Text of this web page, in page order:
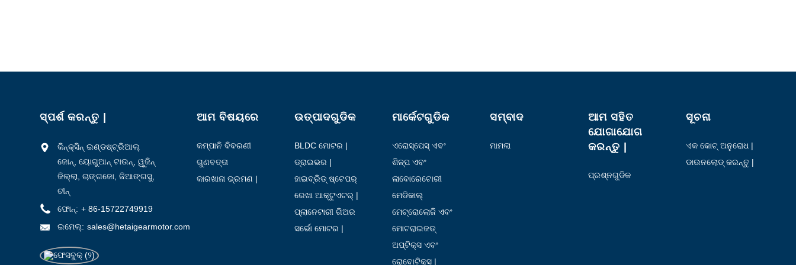
> 10000
0.5-1.0
> 1.0
ସ୍ପର୍ଶ କରନ୍ତୁ |
କିନ୍କ୍ସିନ୍ ଇଣ୍ଡଷ୍ଟ୍ରିଆଲ୍
ଜୋନ୍, ୟୋଗୁଆନ୍ ଟାଉନ୍, ୱୁଜିନ୍
ଜିଲ୍ଲା, ଚାଙ୍ଗଜୋ, ଜିଆଙ୍ଗସୁ,
ଚୀନ୍
ଫୋନ୍: + 86-15722749919
ଇମେଲ୍: sales@hetaigearmotor.com
ଆମ ବିଷୟରେ
କମ୍ପାନି ବିବରଣୀ
ଗୁଣବତ୍ତା
ନିୟନ୍ତ୍ରଣ
କାରଖାନା ଭ୍ରମଣ |
ଉତ୍ପାଦଗୁଡିକ
BLDC ମୋଟର |
ଡ୍ରାଇଭର |
ହାଇବ୍ରିଡ୍ ଷ୍ଟେପର୍
ମୋଟର |
ରେଖା ଆକ୍ଟୁଏଟର୍ |
ପ୍ଲାନେଟାରୀ ଗିଅର
ମୋଟର |
ସର୍ଭୋ ମୋଟର |
ମାର୍କେଟଗୁଡିକ
ଏରୋସ୍ପେସ୍ ଏବଂ
ବିମାନ ଚଳାଚଳ |
ଶିଳ୍ପ ଏବଂ
ସ୍ୱୟଂଚାଳିତ |
ଲାବୋରେଟୋରୀ
ସ୍ୱୟଂଚାଳିତ |
ମେଡିକାଲ୍
ମେଟ୍ରୋଲୋଜି ଏବଂ
ପରୀକ୍ଷା
ମୋଟରାଇଜଡ୍
ହ୍ୟାଣ୍ଡହେଲ୍ଡ
ଉପକରଣଗୁଡ଼ିକ |
ଅପ୍ଟିକ୍ସ ଏବଂ
ଫୋଟନିକ୍ସ |
ରୋବୋଟିକ୍ସ |
ସମ୍ବାଦ
ମାମଲା
ଆମ ସହିତ
ଯୋଗାଯୋଗ
କରନ୍ତୁ |
ପ୍ରଶ୍ନଗୁଡିକ
ସୂଚନା
ଏକ କୋଟ୍ ଅନୁରୋଧ |
ଡାଉନଲୋଡ୍ କରନ୍ତୁ |